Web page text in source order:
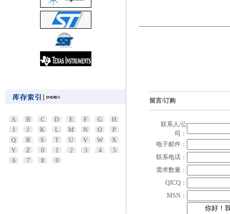
A B C D E F G
H
I
J K L M N O
P
Q
R S T U V W
X
Y
Z 0 1 2 3 4
5
6
7 8 9
留言/订购
联系人/公
司：
电子邮件：
联系电话：
需求数量：
QICQ：
MSN：